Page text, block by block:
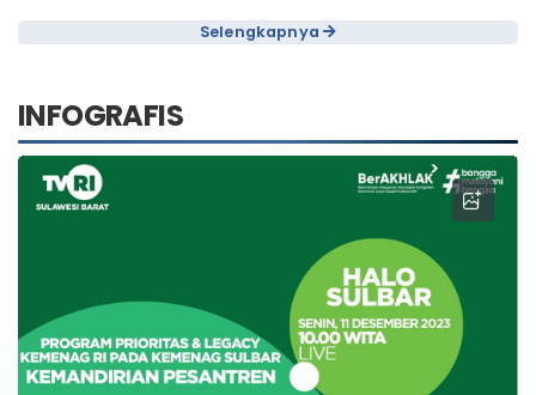
Selengkapnya
INFOGRAFIS